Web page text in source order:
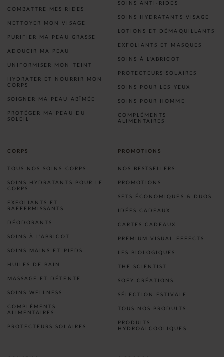
COMBATTRE MES RIDES
NETTOYER MON VISAGE
PURIFIER MA PEAU GRASSE
ADOUCIR MA PEAU
UNIFORMISER MON TEINT
HYDRATER ET NOURRIR MON
CORPS
SOIGNER MA PEAU ABÎMÉE
PROTÉGER MA PEAU DU
SOLEIL
SOINS ANTI-RIDES
SOINS HYDRATANTS VISAGE
LOTIONS ET DÉMAQUILLANTS
EXFOLIANTS ET MASQUES
SOINS À L'ABRICOT
PROTECTEURS SOLAIRES
SOINS POUR LES YEUX
SOINS POUR HOMME
COMPLÉMENTS
ALIMENTAIRES
CORPS
TOUS NOS SOINS CORPS
SOINS HYDRATANTS POUR LE
CORPS
EXFOLIANTS ET
RAFFERMISSANTS
DÉODORANTS
SOINS À L'ABRICOT
SOINS MAINS ET PIEDS
HUILES DE BAIN
MASSAGE ET DÉTENTE
SOINS WELLNESS
COMPLÉMENTS
ALIMENTAIRES
PROTECTEURS SOLAIRES
PROMOTIONS
NOS BESTSELLERS
PROMOTIONS
SETS ÉCONOMIQUES & DUOS
IDÉES CADEAUX
CARTES CADEAUX
PREMIUM VISUAL EFFECTS
LES BIOLOGIQUES
THE SCIENTIST
SOFY CRÉATIONS
SÉLECTION ESTIVALE
TOUS NOS PRODUITS
PRODUITS
HYDROALCOOLIQUES